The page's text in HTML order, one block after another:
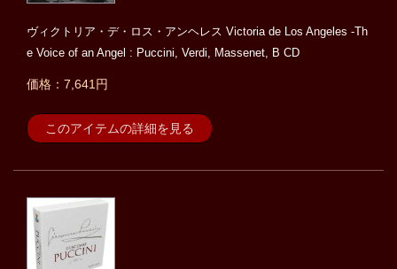
ヴィクトリア・デ・ロス・アンヘレス Victoria de Los Angeles -Th
e Voice of an Angel : Puccini, Verdi, Massenet, B CD
価格：7,641円
このアイテムの詳細を見る